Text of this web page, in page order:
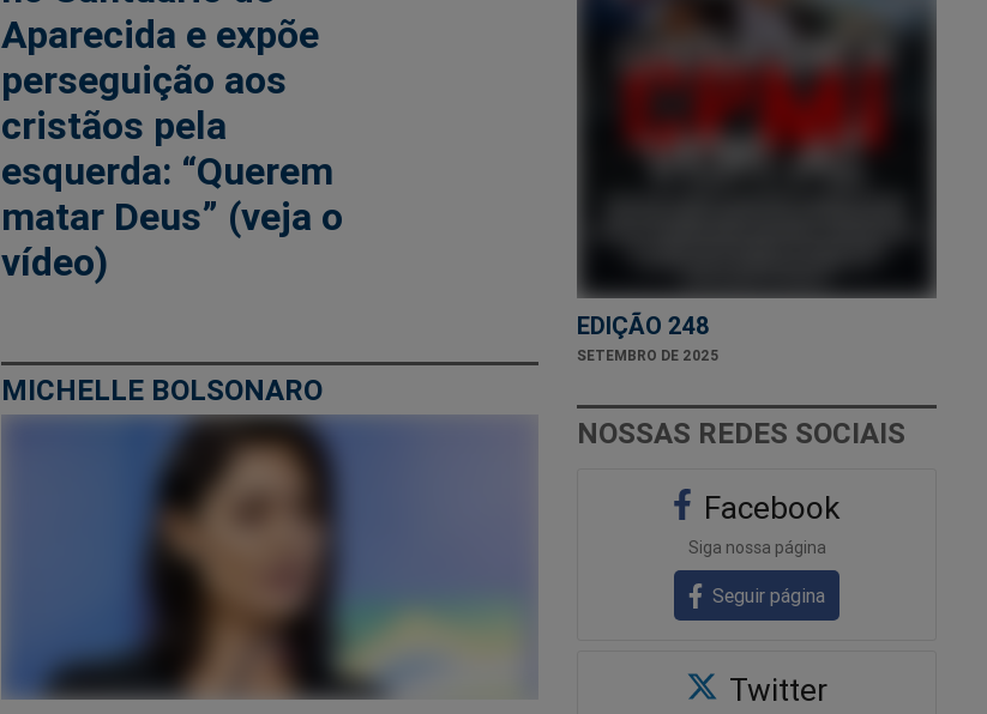
Aparecida e expõe
perseguição aos
cristãos pela
esquerda: “Querem
matar Deus” (veja o
vídeo)
MICHELLE BOLSONARO
EDIÇÃO 248
SETEMBRO DE 2025
NOSSAS REDES SOCIAIS
Facebook
Siga nossa página
Seguir página
Twitter